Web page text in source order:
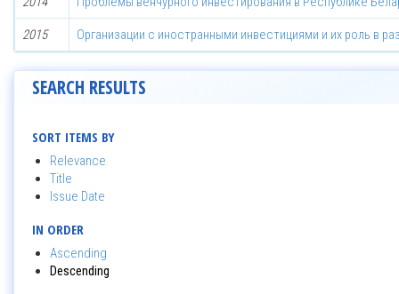
2015 Организации с иностранными инвестициями и их роль в
SEARCH RESULTS
SORT ITEMS BY
Relevance
Title
Issue Date
IN ORDER
Ascending
Descending